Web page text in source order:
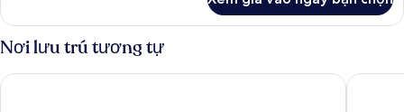
Phòng
Nơi lưu trú tương tự
Maritim Hotel München Cocoon